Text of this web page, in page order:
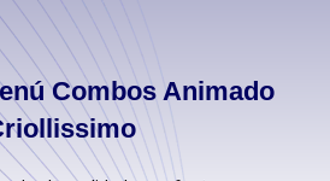
Combos Animado